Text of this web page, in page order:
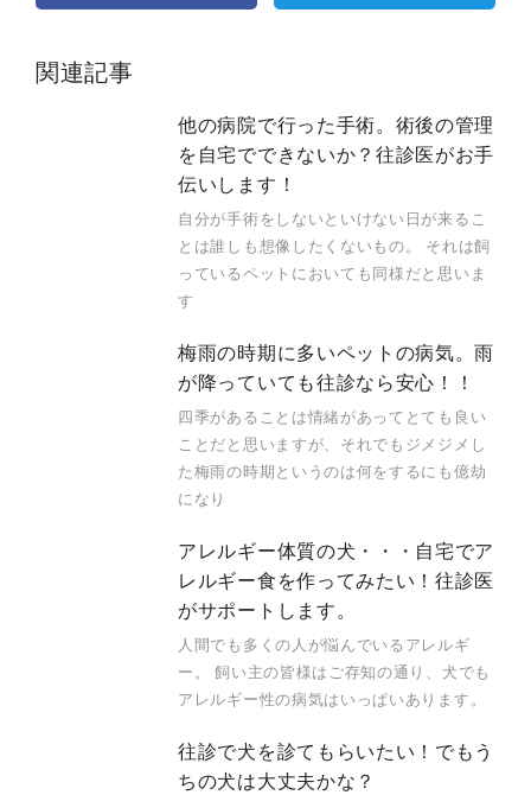
関連記事
他の病院で行った手術。術後の管理
を自宅でできないか？往診医がお手
伝いします！
自分が手術をしないといけない日が来るこ
とは誰しも想像したくないもの。 それは飼
っているペットにおいても同様だと思いま
す
梅雨の時期に多いペットの病気。雨
が降っていても往診なら安心！！
四季があることは情緒があってとても良い
ことだと思いますが、それでもジメジメし
た梅雨の時期というのは何をするにも億劫
になり
アレルギー体質の犬・・・自宅でア
レルギー食を作ってみたい！往診医
がサポートします。
人間でも多くの人が悩んでいるアレルギ
ー。 飼い主の皆様はご存知の通り、犬でも
アレルギー性の病気はいっぱいあります。
往診で犬を診てもらいたい！でもう
ちの犬は大丈夫かな？